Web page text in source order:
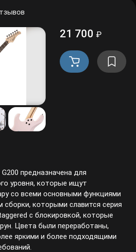
21 700 ₽
предназначена для
уровня, которые ищут
со всеми основными функциями
сборки, которыми славится серия
с блокировкой, которые
Цвета были переработаны,
яркими и более подходящими